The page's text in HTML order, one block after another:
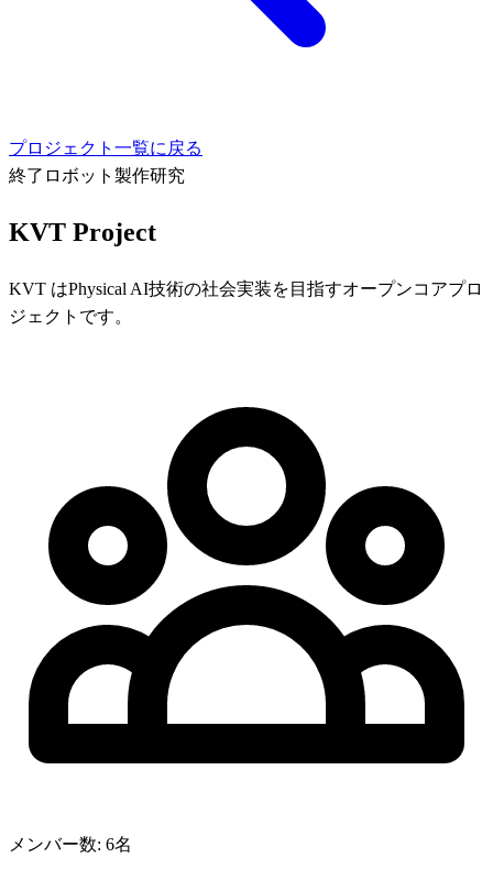
プロジェクト一覧に戻る
終了 ロボット製作研究
KVT Project
KVT はPhysical AI技術の社会実装を目指すオープンコアプロ
ジェクトです。
メンバー数: 6名